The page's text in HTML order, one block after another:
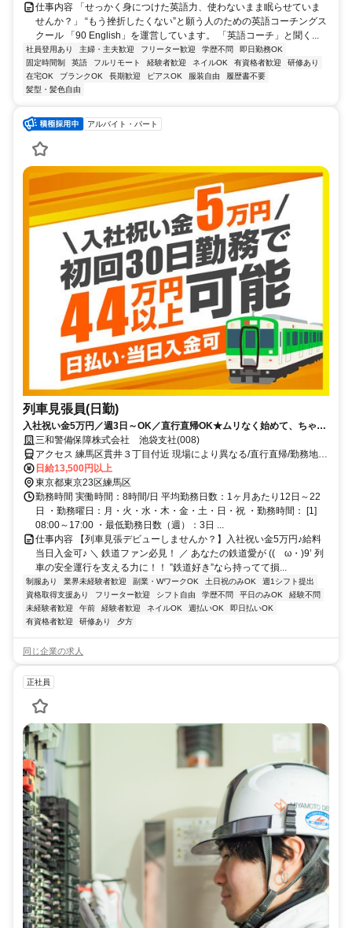
仕事内容 「せっかく身につけた英語力、使わないまま眠らせていま
せんか？」 “もう挫折したくない”と願う人のための英語コーチングス
クール 「90 English」を運営しています。 「英語コーチ」と聞く...
社員登用あり 主婦・主夫歓迎 フリーター歓迎 学歴不問
即日勤務OK
固定時間制
英語 フルリモート 経験者歓迎 ネイルOK 有資格者歓迎
研修あり
在宅OK
ブランクOK 長期歓迎 ピアスOK 服装自由
履歴書不要
髪型・髪色自由
アルバイト・パート
列車見張員(日勤)
入社祝い金5万円／週3日～OK／直行直帰OK★ムリなく始めて、ちゃん
と稼げる警備。
三和警備保障株式会社 池袋支社(008)
アクセス 練馬区貫井３丁目付近 現場により異なる/直行直帰/勤務地相
談可 ■電話面接■来社不要■即日勤務
日給13,500円以上
東京都東京23区練馬区
勤務時間 実働時間：8時間/日 平均勤務日数：1ヶ月あたり12日～22
日 ・勤務曜日：月・火・水・木・金・土・日・祝 ・勤務時間： [1]
08:00～17:00 ・最低勤務日数（週）：3日 ...
仕事内容 【列車見張デビューしませんか？】入社祝い金5万円♪給料
当日入金可♪ ＼ 鉄道ファン必見！ ／ あなたの鉄道愛が ((ゝω・)9’ 列
車の安全運行を支える力に！！ ”鉄道好き”なら持ってて損...
制服あり 業界未経験者歓迎 副業・WワークOK 土日祝のみOK
週1シフト提出
資格取得支援あり
フリーター歓迎 シフト自由 学歴不問 平日のみOK
経験不問
未経験者歓迎
午前 経験者歓迎 ネイルOK 週払いOK
即日払いOK
有資格者歓迎
研修あり 夕方
同じ企業の求人
正社員